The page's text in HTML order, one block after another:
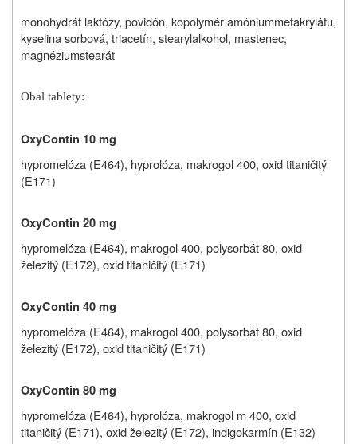
monohydrát laktózy, povidón, kopolymér amóniummetakrylátu,
kyselina sorbová, triacetín, stearylalkohol, mastenec,
magnéziumstearát
Obal tablety:
OxyContin 10 mg
hypromelóza (E464), hyprolóza, makrogol 400, oxid titaničitý
(E171)
OxyContin 20 mg
hypromelóza (E464), makrogol 400, polysorbát 80, oxid
železitý (E172), oxid titaničitý (E171)
OxyContin 40 mg
hypromelóza (E464), makrogol 400, polysorbát 80, oxid
železitý (E172), oxid titaničitý (E171)
OxyContin 80 mg
hypromelóza (E464), hyprolóza, makrogol m 400, oxid
titaničitý (E171), oxid železitý (E172), indigokarmín (E132)